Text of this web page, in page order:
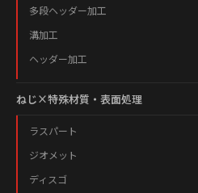
多段ヘッダー加工
溝加工
ヘッダー加工
ねじ×特殊材質・表面処理
ラスパート
ジオメット
ディスゴ